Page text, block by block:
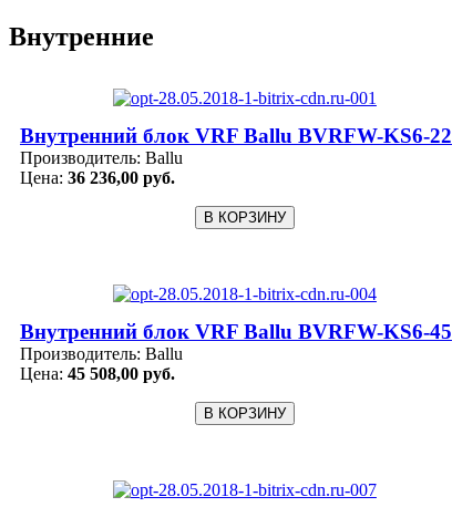
Внутренние
Внутренний блок VRF Ballu BVRFW-KS6-22
Производитель: Ballu
Цена: 36 236,00 руб.
Внутренний блок VRF Ballu BVRFW-KS6-45
Производитель: Ballu
Цена: 45 508,00 руб.